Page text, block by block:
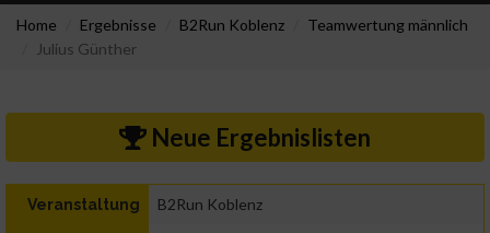
Home Ergebnisse B2Run Koblenz
Teamwertung männlich
Julius Günther
Neue Ergebnislisten
Veranstaltung B2Run Koblenz